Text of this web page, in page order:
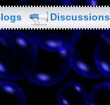
Discussions